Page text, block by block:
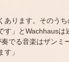
あります。そのうち
す」とWachhausは
でる音楽はザンミ
」